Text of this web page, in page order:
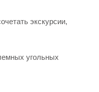
экскурсии,
угольных